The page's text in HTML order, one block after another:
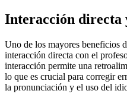
Interacción directa
Uno de los mayores beneficios
interacción directa con el
interacción permite una
lo que es crucial para corregir
la pronunciación y el uso del